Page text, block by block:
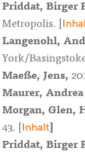
Priddat, Birger
Metropolis. [
Langenohl,
York/
Maeße, Jens,
Maurer, Andrea
Morgan, Glen,
43. [ Inhalt
Priddat, Birger